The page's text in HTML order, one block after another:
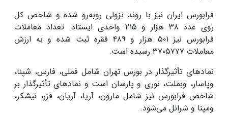
فرابورس ایران نیز با روند نزولی روبه‌رو شده و شاخص کل
روی عدد ۳۸ هزار و ۲۱۵ واحدی ایستاد. تعداد معاملات
فرابورس نیز ۵۰۱ هزار و ۴۸۹ فقره ثبت شده و به ارزش
معاملات ۳۷۰۵۷۷۷ رسیده است.
نمادهای تأثیرگذار در بورس تهران شامل فملی، فارس، شپنا،
وپاسار، وبملت، نوری و پارسان است و نمادهای تأثیرگذار بر
شاخص فرابورس نیز شامل مارون، آریا، آریان، فزر، نیشکر،
ومپنا و شرانل می‌شود.